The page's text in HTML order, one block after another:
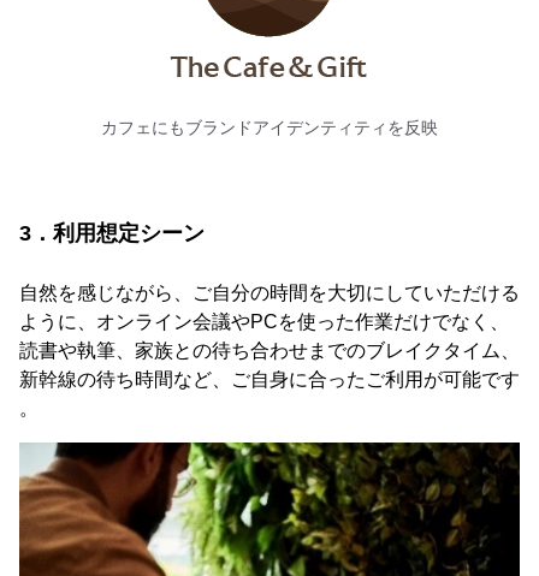
カフェにもブランドアイデンティティを反映
3．利用想定シーン
自然を感じながら、ご自分の時間を大切にしていただける
ように、オンライン会議やPCを使った作業だけでなく、
読書や執筆、家族との待ち合わせまでのブレイクタイム、
新幹線の待ち時間など、ご自身に合ったご利用が可能です
。